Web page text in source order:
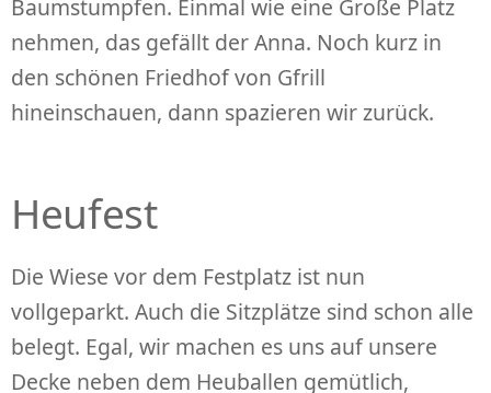
Baumstumpfen. Einmal wie eine Große Platz
nehmen, das gefällt der Anna. Noch kurz in
den schönen Friedhof von Gfrill
hineinschauen, dann spazieren wir zurück.
Heufest
Die Wiese vor dem Festplatz ist nun
vollgeparkt. Auch die Sitzplätze sind schon alle
belegt. Egal, wir machen es uns auf unsere
Decke neben dem Heuballen gemütlich,